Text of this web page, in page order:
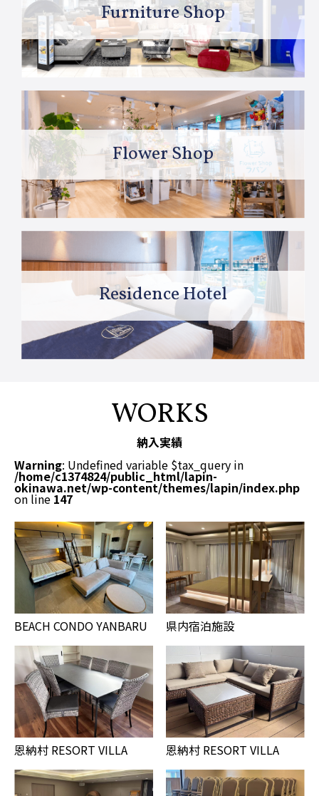
Furniture Shop
Flower Shop
Residence Hotel
WORKS
納入実績
Warning: Undefined variable $tax_query in
/home/c1374824/public_html/lapin-
okinawa.net/wp-content/themes/lapin/index.php
on line 147
BEACH CONDO YANBARU 県内宿泊施設
恩納村 RESORT VILLA 恩納村 RESORT VILLA